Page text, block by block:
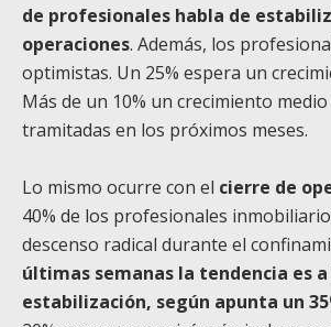
de profesionales habla de
operaciones. Además, los
optimistas. Un 25% espera un
Más de un 10% un crecimiento
tramitadas en los próximos meses.
Lo mismo ocurre con el cierre de
40% de los profesionales
descenso radical durante el
últimas semanas la tendencia es a
estabilización, según apunta un